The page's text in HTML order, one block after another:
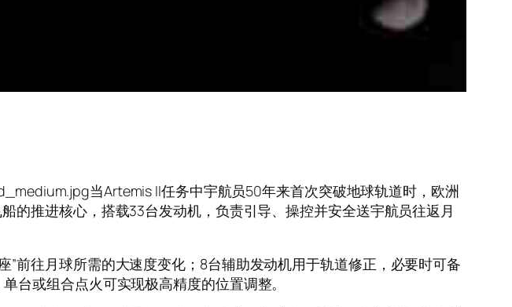
当Artemis II任务中宇航员50年来首次突破地球轨道时，欧洲
的推进核心，搭载33台发动机，负责引导、操控并安全送宇航员往返月
前往月球所需的大速度变化；8台辅助发动机用于轨道修正，必要时可备
台或组合点火可实现极高精度的位置调整。